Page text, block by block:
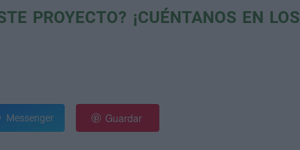
PROYECTO? ¡CUÉNTANOS EN LOS
Messenger Guardar